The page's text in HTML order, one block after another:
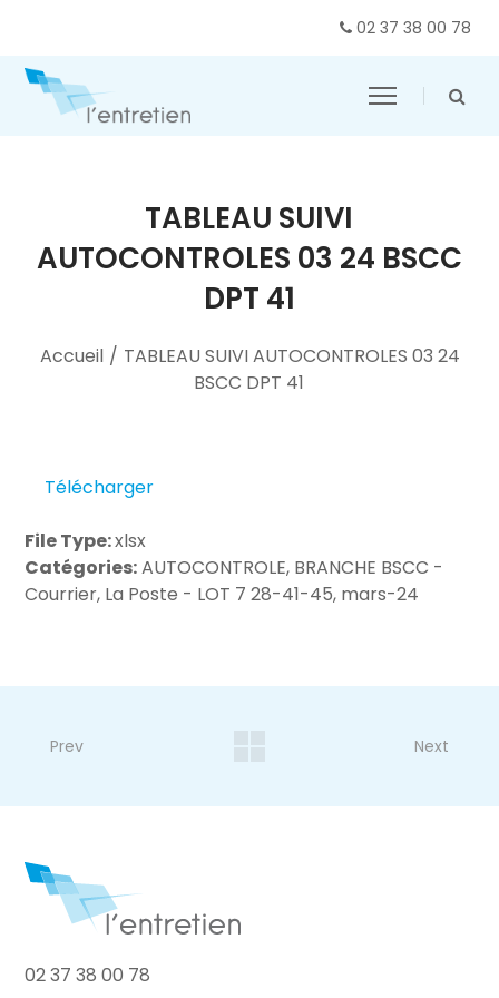
02 37 38 00 78
TABLEAU SUIVI
AUTOCONTROLES 03 24 BSCC
DPT 41
Accueil / TABLEAU SUIVI AUTOCONTROLES 03 24
BSCC DPT 41
Télécharger
File Type:xlsx
Catégories:AUTOCONTROLE, BRANCHE BSCC -
Courrier, La Poste - LOT 7 28-41-45, mars-24
Prev Next
02 37 38 00 78